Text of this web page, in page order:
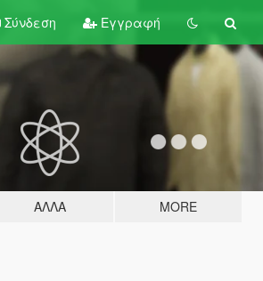
Σύνδεση Εγγραφή
ΆΛΛΑ MORE